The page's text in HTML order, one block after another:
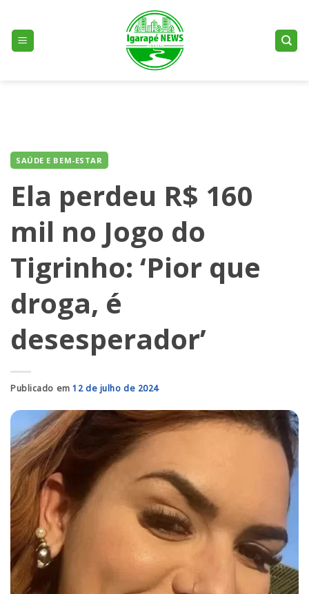
content
SAÚDE E BEM-ESTAR
Ela perdeu R$ 160
mil no Jogo do
Tigrinho: ‘Pior que
droga, é
desesperador’
Publicado em12 de julho de 2024